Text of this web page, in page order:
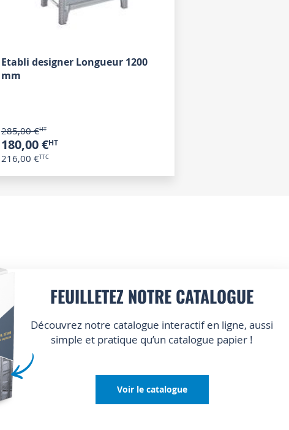
Etabli designer Longueur 1200
mm
285,00 €
180,00 €
216,00 €
FEUILLETEZ NOTRE CATALOGUE
Découvrez notre catalogue interactif en ligne, aussi
simple et pratique qu’un catalogue papier !
Voir le catalogue